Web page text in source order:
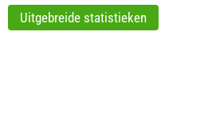
Uitgebreide statistieken